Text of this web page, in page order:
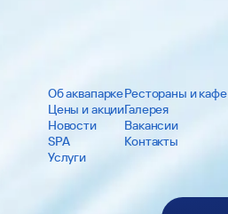
Об аквапарке
Цены и акции
Новости
SPA
Услуги
Рестораны и кафе
Галерея
Вакансии
Контакты